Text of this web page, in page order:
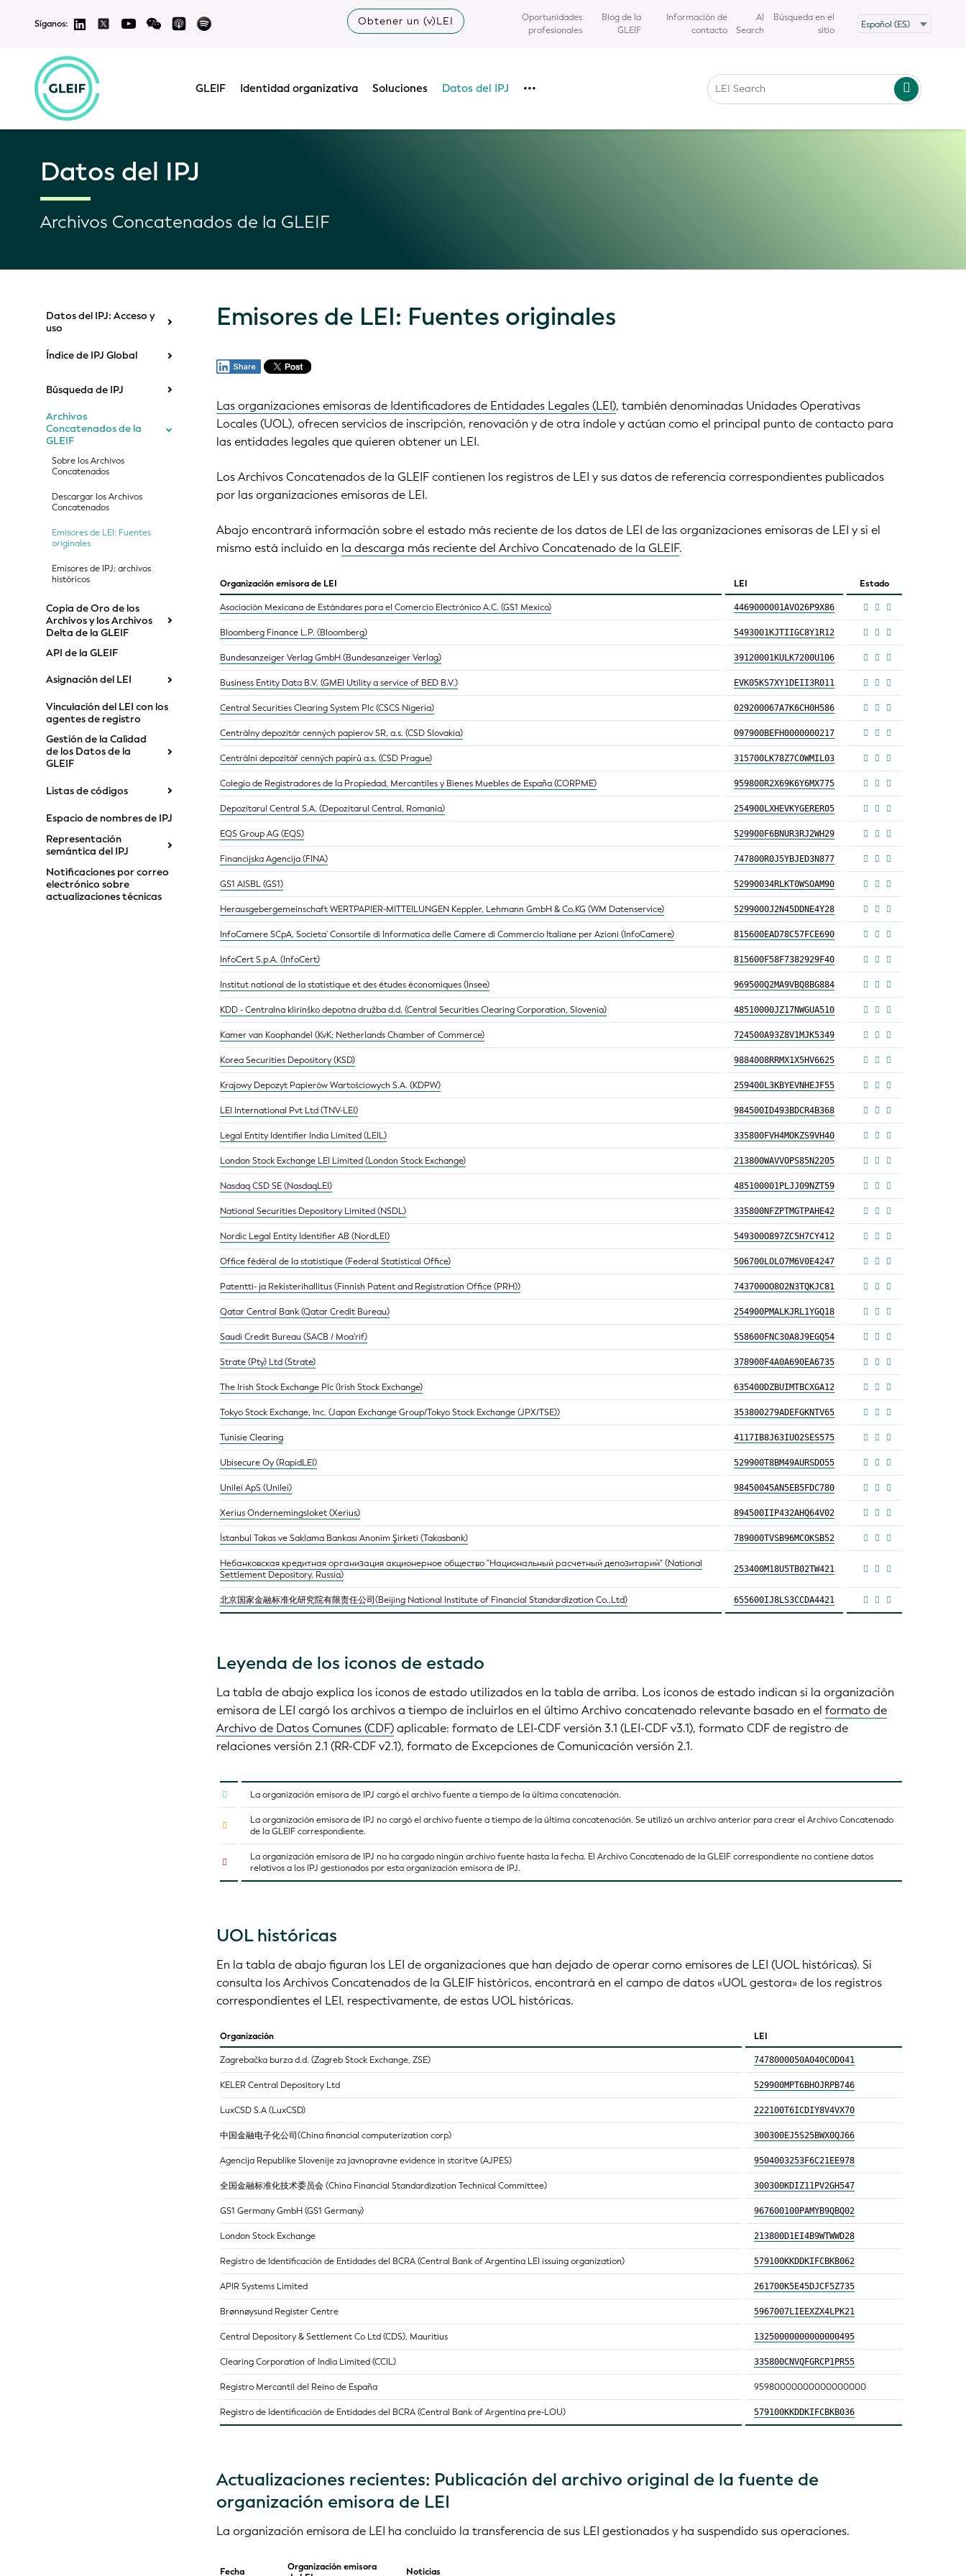
Síganos: Obtener un (v)LEI
Oportunidades
profesionales
Blog de la
GLEIF
Información de
contacto
AI
Search
Búsqueda en el
sitio
GLEIF Identidad organizativa Soluciones Datos del IPJ •••
Datos del IPJ
Archivos Concatenados de la GLEIF
Datos del IPJ: Acceso y
uso
Índice de IPJ Global
Búsqueda de IPJ
Archivos
Concatenados de la
GLEIF
Sobre los Archivos
Concatenados
Descargar los Archivos
Concatenados
Emisores de LEI: Fuentes
originales
Emisores de IPJ: archivos
históricos
Copia de Oro de los
Archivos y los Archivos
Delta de la GLEIF
API de la GLEIF
Asignación del LEI
Vinculación del LEI con los
agentes de registro
Gestión de la Calidad
de los Datos de la
GLEIF
Listas de códigos
Espacio de nombres de IPJ
Representación
semántica del IPJ
Notificaciones por correo
electrónico sobre
actualizaciones técnicas
Emisores de LEI: Fuentes originales
Las organizaciones emisoras de Identificadores de Entidades Legales (LEI), también denominadas Unidades Operativas
Locales (UOL), ofrecen servicios de inscripción, renovación y de otra índole y actúan como el principal punto de contacto para
las entidades legales que quieren obtener un LEI.
Los Archivos Concatenados de la GLEIF contienen los registros de LEI y sus datos de referencia correspondientes publicados
por las organizaciones emisoras de LEI.
Abajo encontrará información sobre el estado más reciente de los datos de LEI de las organizaciones emisoras de LEI y si el
mismo está incluido en la descarga más reciente del Archivo Concatenado de la GLEIF.
Organización emisora de LEI LEI Estado
Asociación Mexicana de Estándares para el Comercio Electrónico A.C. (GS1 Mexico) 4469000001AVO26P9X86
Bloomberg Finance L.P. (Bloomberg) 5493001KJTIIGC8Y1R12
Bundesanzeiger Verlag GmbH (Bundesanzeiger Verlag) 39120001KULK7200U106
Business Entity Data B.V. (GMEI Utility a service of BED B.V.) EVK05KS7XY1DEII3R011
Central Securities Clearing System Plc (CSCS Nigeria) 029200067A7K6CH0H586
Centrálny depozitár cenných papierov SR, a.s. (CSD Slovakia) 097900BEFH0000000217
Centrální depozitář cenných papírů a.s. (CSD Prague) 315700LK78Z7C0WMIL03
Colegio de Registradores de la Propiedad, Mercantiles y Bienes Muebles de España (CORPME) 959800R2X69K6Y6MX775
Depozitarul Central S.A. (Depozitarul Central, Romania) 254900LXHEVKYGERER05
EQS Group AG (EQS) 529900F6BNUR3RJ2WH29
Financijska Agencija (FINA) 747800R0J5YBJED3N877
GS1 AISBL (GS1) 52990034RLKT0WSOAM90
Herausgebergemeinschaft WERTPAPIER-MITTEILUNGEN Keppler, Lehmann GmbH & Co.KG (WM Datenservice) 5299000J2N45DDNE4Y28
InfoCamere SCpA, Societa' Consortile di Informatica delle Camere di Commercio Italiane per Azioni (InfoCamere) 815600EAD78C57FCE690
InfoCert S.p.A. (InfoCert) 815600F58F7382929F40
Institut national de la statistique et des études économiques (Insee) 969500Q2MA9VBQ8BG884
KDD - Centralna klirinško depotna družba d.d. (Central Securities Clearing Corporation, Slovenia) 48510000JZ17NWGUA510
Kamer van Koophandel (KvK; Netherlands Chamber of Commerce) 724500A93Z8V1MJK5349
Korea Securities Depository (KSD) 9884008RRMX1X5HV6625
Krajowy Depozyt Papierów Wartościowych S.A. (KDPW) 259400L3KBYEVNHEJF55
LEI International Pvt Ltd (TNV-LEI) 984500ID493BDCR4B368
Legal Entity Identifier India Limited (LEIL) 335800FVH4MOKZS9VH40
London Stock Exchange LEI Limited (London Stock Exchange) 213800WAVVOPS85N2205
Nasdaq CSD SE (NasdaqLEI) 485100001PLJJ09NZT59
National Securities Depository Limited (NSDL) 335800NFZPTMGTPAHE42
Nordic Legal Entity Identifier AB (NordLEI) 549300O897ZC5H7CY412
Office fédéral de la statistique (Federal Statistical Office) 506700LOLO7M6V0E4247
Patentti- ja Rekisterihallitus (Finnish Patent and Registration Office (PRH)) 743700OO8O2N3TQKJC81
Qatar Central Bank (Qatar Credit Bureau) 254900PMALKJRL1YGQ18
Saudi Credit Bureau (SACB / Moa'rif) 558600FNC30A8J9EGQ54
Strate (Pty) Ltd (Strate) 378900F4A0A690EA6735
The Irish Stock Exchange Plc (Irish Stock Exchange) 635400DZBUIMTBCXGA12
Tokyo Stock Exchange, Inc. (Japan Exchange Group/Tokyo Stock Exchange (JPX/TSE)) 353800279ADEFGKNTV65
Tunisie Clearing 4117IB8J63IUO2SES575
Ubisecure Oy (RapidLEI) 529900T8BM49AURSDO55
Unilei ApS (Unilei) 98450045AN5EB5FDC780
Xerius Ondernemingsloket (Xerius) 894500IIP432AHQ64V02
İstanbul Takas ve Saklama Bankası Anonim Şirketi (Takasbank) 789000TVSB96MCOKSB52
Небанковская кредитная организация акционерное общество "Национальный расчетный депозитарий" (National
Settlement Depository, Russia)
253400M18U5TB02TW421
北京国家金融标准化研究院有限责任公司(Beijing National Institute of Financial Standardization Co.,Ltd) 655600IJ8LS3CCDA4421
Leyenda de los iconos de estado
La tabla de abajo explica los iconos de estado utilizados en la tabla de arriba. Los iconos de estado indican si la organización
emisora de LEI cargó los archivos a tiempo de incluirlos en el último Archivo concatenado relevante basado en elformato de
Archivo de Datos Comunes (CDF)aplicable: formato de LEI-CDF versión 3.1 (LEI-CDF v3.1), formato CDF de registro de
relaciones versión 2.1 (RR-CDF v2.1), formato de Excepciones de Comunicación versión 2.1.
La organización emisora de IPJ cargó el archivo fuente a tiempo de la última concatenación.
La organización emisora de IPJ no cargó el archivo fuente a tiempo de la última concatenación. Se utilizó un archivo anterior para crear el Archivo Concatenado
de la GLEIF correspondiente.
La organización emisora de IPJ no ha cargado ningún archivo fuente hasta la fecha. El Archivo Concatenado de la GLEIF correspondiente no contiene datos
relativos a los IPJ gestionados por esta organización emisora de IPJ.
UOL históricas
En la tabla de abajo figuran los LEI de organizaciones que han dejado de operar como emisores de LEI (UOL históricas). Si
consulta los Archivos Concatenados de la GLEIF históricos, encontrará en el campo de datos «UOL gestora» de los registros
correspondientes el LEI, respectivamente, de estas UOL históricas.
Organización LEI
Zagrebačka burza d.d. (Zagreb Stock Exchange, ZSE) 7478000050A040C0D041
KELER Central Depository Ltd 529900MPT6BHOJRPB746
LuxCSD S.A (LuxCSD) 222100T6ICDIY8V4VX70
中国金融电子化公司(China financial computerization corp) 300300EJ5S25BWX0QJ66
Agencija Republike Slovenije za javnopravne evidence in storitve (AJPES) 9504003253F6C21EE978
全国金融标准化技术委员会 (China Financial Standardization Technical Committee) 300300KDIZ11PV2GH547
GS1 Germany GmbH (GS1 Germany) 967600100PAMYB9QBQ02
London Stock Exchange 213800D1EI4B9WTWWD28
Registro de Identificación de Entidades del BCRA (Central Bank of Argentina LEI issuing organization) 579100KKDDKIFCBKB062
APIR Systems Limited 261700K5E45DJCF5Z735
Brønnøysund Register Centre 5967007LIEEXZX4LPK21
Central Depository & Settlement Co Ltd (CDS), Mauritius 13250000000000000495
Clearing Corporation of India Limited (CCIL) 335800CNVQFGRCP1PR55
Registro Mercantil del Reino de España 95980000000000000000
Registro de Identificación de Entidades del BCRA (Central Bank of Argentina pre-LOU) 579100KKDDKIFCBKB036
Actualizaciones recientes: Publicación del archivo original de la fuente de
organización emisora de LEI
La organización emisora de LEI ha concluido la transferencia de sus LEI gestionados y ha suspendido sus operaciones.
Fecha
Organización emisora
Noticias